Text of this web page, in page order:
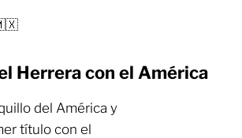
Herrera con el América
del América y
título con el